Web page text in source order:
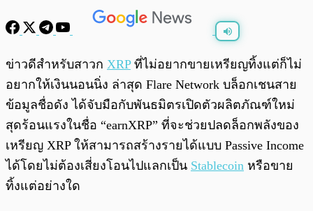
พร้อมเล่น 0:00/ 0:00
ข่าวดีสำหรับสาวก XRPที่ไม่อยากขายเหรียญทิ้งแต่ก็ไม่
อยากให้เงินนอนนิ่ง ล่าสุด Flare Network บล็อกเชนสาย
ข้อมูลชื่อดัง ได้จับมือกับพันธมิตรเปิดตัวผลิตภัณฑ์ใหม่
สุดร้อนแรงในชื่อ “earnXRP” ที่จะช่วยปลดล็อกพลังของ
เหรียญ XRP ให้สามารถสร้างรายได้แบบ Passive Income
ได้โดยไม่ต้องเสี่ยงโอนไปแลกเป็น Stablecoin หรือขาย
ทิ้งแต่อย่างใด